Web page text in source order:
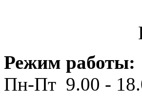
Режим работы:
Пн-Пт 9.00 -